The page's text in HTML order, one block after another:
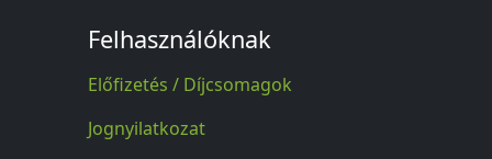
Felhasználóknak
Előfizetés / Díjcsomagok
Jognyilatkozat